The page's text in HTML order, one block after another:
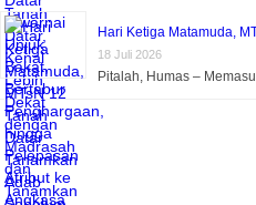
Hari Ketiga Matamuda,
18 Juli 2026
Pitalah, Humas –